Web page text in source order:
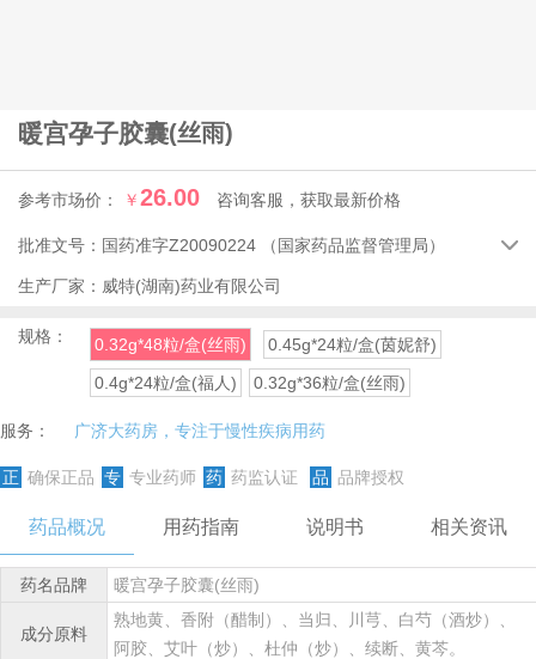
暖宫孕子胶囊(丝雨)
参考市场价： ￥26.00 咨询客服，获取最新价格
批准文号： 国药准字Z20090224 （国家药品监督管理局） 
生产厂家： 威特(湖南)药业有限公司
规格： 0.32g*48粒/盒(丝雨)
0.45g*24粒/盒(茵妮舒)
0.4g*24粒/盒(福人)
0.32g*36粒/盒(丝雨)
服务： 广济大药房，专注于慢性疾病用药
正 确保正品 专 专业药师 药 药监认证 品 品牌授权
药品概况 用药指南 说明书 相关资讯
药名品牌 暖宫孕子胶囊(丝雨)
成分原料
熟地黄、香附（醋制）、当归、川芎、白芍（酒炒）、
阿胶、艾叶（炒）、杜仲（炒）、续断、黄芩。